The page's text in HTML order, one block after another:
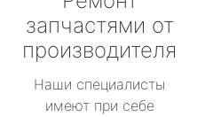
запчастями от
производителя
Наши специалисты
имеют при себе